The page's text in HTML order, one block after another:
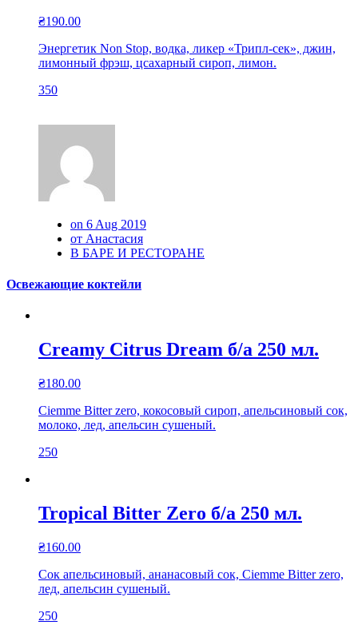
₴190.00
Энергетик Non Stop, водка, ликер «Трипл-сек», джин,
лимонный фрэш, цсахарный сироп, лимон.
350
on 6 Aug 2019
от Анастасия
В БАРЕ И РЕСТОРАНЕ
Освежающие коктейли
Creamy Citrus Dream б/а 250 мл.
₴180.00
Ciemme Bitter zero, кокосовый сироп, апельсиновый сок,
молоко, лед, апельсин сушеный.
250
Tropical Bitter Zero б/а 250 мл.
₴160.00
Сок апельсиновый, ананасовый сок, Ciemme Bitter zero,
лед, апельсин сушеный.
250